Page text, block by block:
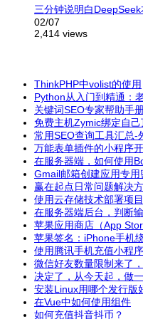
三分钟说明白
02/07
2,414 views
ThinkPHP中volist的使用
Python从入门到精通：
关键词SEO专家帮助手
免费主机Zymic绑定自
常用SEO查询工具汇总-
万能表单插件的小程序
在服务器端，如何使用
Gmail邮箱创建应用专用
赢在起点日常问题解决
使用云存储技术部署项
在服务器端后台，判断
苹果 应用商店（App
苹果签名：iPhone手机
使用腾讯手机充值小程
微信好友数量限制来了
决定了，从今天起，做
安装Linux用哪个发行版
在Vue中如何使用组件
如何充值抖音抖币？